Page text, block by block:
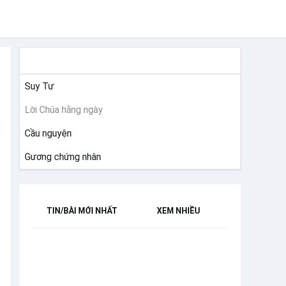
Suy Tư
Lời Chúa hằng ngày
Cầu nguyện
Gương chứng nhân
TIN/BÀI MỚI NHẤT XEM NHIỀU